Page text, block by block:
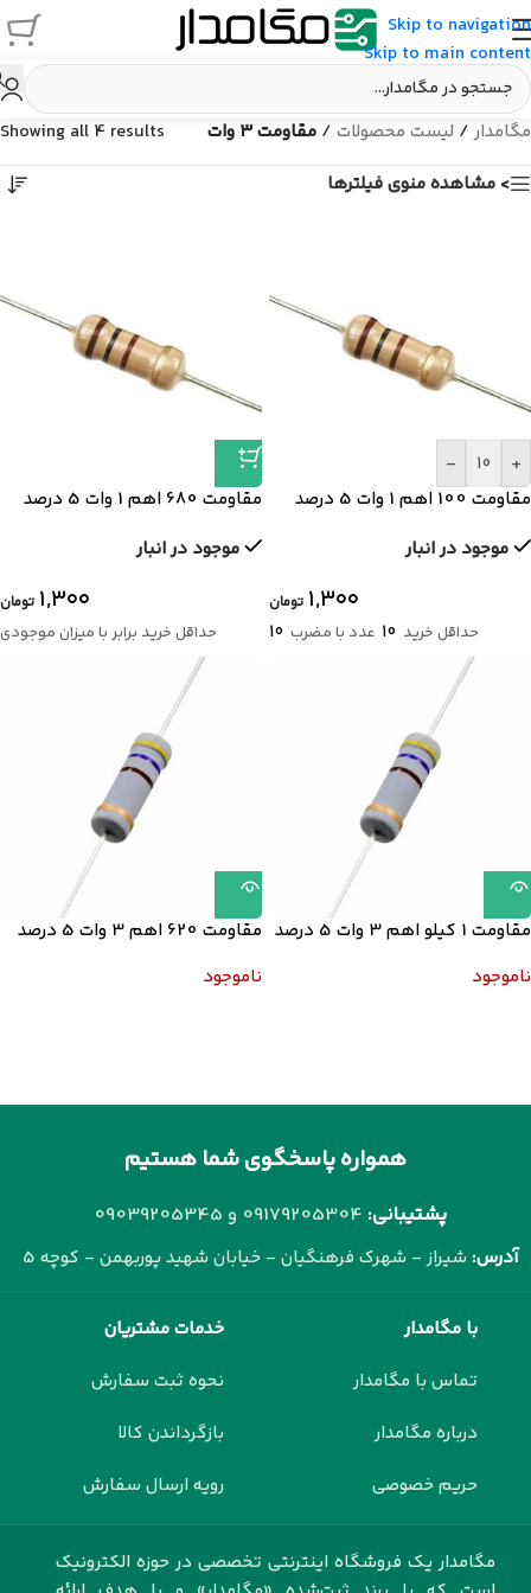
Skip to navigation
Skip to main content
مگامدار/ لیست محصولات / مقاومت 3 وات
Showing all 4 results
> مشاهده منوی فیلترها
-
+
مقاومت 100 اهم 1 وات 5 درصد
موجود در انبار
۱,۳۰۰ تومان
حداقل خرید 10 عدد با مضرب 10
مقاومت 680 اهم 1 وات 5 درصد
موجود در انبار
۱,۳۰۰ تومان
حداقل خرید برابر با میزان موجودی
مقاومت 1 کیلو اهم 3 وات 5 درصد
ناموجود
مقاومت 620 اهم 3 وات 5 درصد
ناموجود
همواره پاسخگوی شما هستیم
پشتیبانی: 09179205304 و 09039205345
آدرس: شیراز - شهرک فرهنگیان - خیابان شهید پوربهمن - کوچه 5
با مگامدار
تماس با مگامدار
درباره مگامدار
حریم خصوصی
خدمات مشتریان
نحوه ثبت سفارش
بازگرداندن کالا
رویه ارسال سفارش
مگامدار یک فروشگاه اینترنتی تخصصی در حوزه الکترونیک